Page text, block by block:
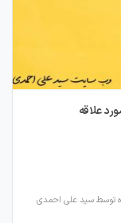
علاقه
توسطسید علی احمدی